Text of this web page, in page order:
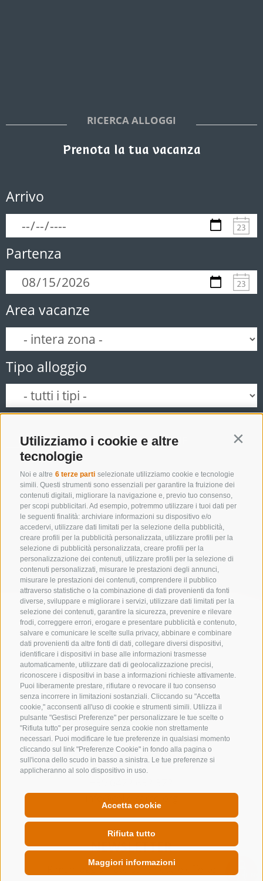
Utilizziamo i cookie e altre
tecnologie
Noi e altre 6 terze parti selezionate utilizziamo cookie e tecnologie
simili. Questi strumenti sono essenziali per garantire la fruizione dei
contenuti digitali, migliorare la navigazione e, previo tuo consenso,
per scopi pubblicitari. Ad esempio, potremmo utilizzare i tuoi dati per
le seguenti finalità: archiviare informazioni su dispositivo e/o
accedervi, utilizzare dati limitati per la selezione della pubblicità,
creare profili per la pubblicità personalizzata, utilizzare profili per la
selezione di pubblicità personalizzata, creare profili per la
personalizzazione dei contenuti, utilizzare profili per la selezione di
contenuti personalizzati, misurare le prestazioni degli annunci,
misurare le prestazioni dei contenuti, comprendere il pubblico
attraverso statistiche o la combinazione di dati provenienti da fonti
diverse, sviluppare e migliorare i servizi, utilizzare dati limitati per la
selezione dei contenuti, garantire la sicurezza, prevenire e rilevare
frodi, correggere errori, erogare e presentare pubblicità e contenuto,
salvare e comunicare le scelte sulla privacy, abbinare e combinare
dati provenienti da altre fonti di dati, collegare diversi dispositivi,
identificare i dispositivi in base alle informazioni trasmesse
automaticamente, utilizzare dati di geolocalizzazione precisi,
riconoscere i dispositivi in base a informazioni richieste attivamente.
Puoi liberamente prestare, rifiutare o revocare il tuo consenso
senza incorrere in limitazioni sostanziali. Cliccando su "Accetta
cookie," acconsenti all'uso di cookie e strumenti simili. Utilizza il
pulsante "Gestisci Preferenze" per personalizzare le tue scelte o
"Rifiuta tutto" per proseguire senza cookie non strettamente
necessari. Puoi modificare le tue preferenze in qualsiasi momento
cliccando sul link "Preferenze Cookie" in fondo alla pagina o
sull'icona dello scudo in basso a sinistra. Le tue preferenze si
applicheranno al solo dispositivo in uso.
Accetta cookie
Rifiuta tutto
Maggiori informazioni
RICERCA ALLOGGI
Prenota la tua vacanza
Arrivo
Partenza
Area vacanze
Tipo alloggio
SOLO ESERCIZI PRENOTABILI ONLINE
Cerca
Lista alloggi
CONTATTACI
NEWSLETTER
Rimani aggiornato sulle nostre offerte QUICKLINKS